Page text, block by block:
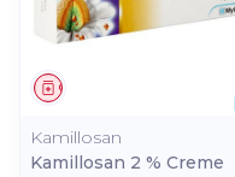
Geneesmiddel
Kamillosan
Kamillosan 2 % Creme